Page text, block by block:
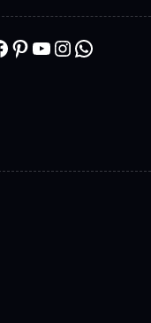
Pinterest YouTube InstagramWhatsApp